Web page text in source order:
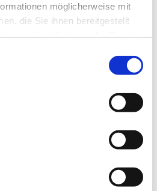
möglicherweise mit
die Sie ihnen bereitgestellt